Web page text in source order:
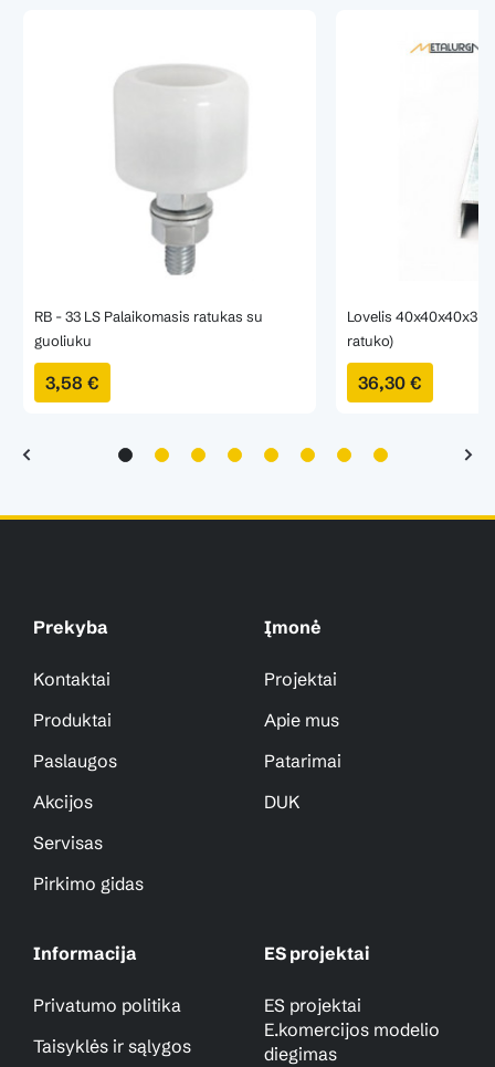
RB - 33 LS Palaikomasis ratukas su
guoliuku
3,58 €
Lovelis 40x40x40x3
ratuko)
36,30 €
Prekyba
Kontaktai
Produktai
Paslaugos
Akcijos
Servisas
Pirkimo gidas
Įmonė
Projektai
Apie mus
Patarimai
DUK
Informacija
Privatumo politika
Taisyklės ir sąlygos
ES projektai
ES projektai
E.komercijos modelio
diegimas